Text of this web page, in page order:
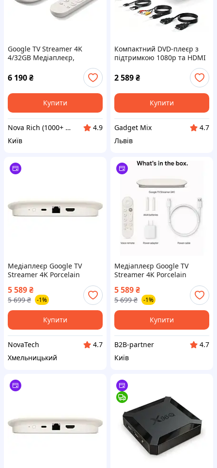
Google TV Streamer 4K
4/32GB Медіаплеєр,
6 190₴
Купити
Nova Rich (1000+ відгуків - Відправка в день замовлення 7 днів на тиждень - Гарантія на товари)
4.9
Київ
Компактний DVD-плеєр з
підтримкою 1080p та HDMI
2 589₴
Купити
Gadget Mix
4.7
Львів
Медіаплеєр Google TV
Streamer 4K Porcelain
5 589₴
5 699 ₴ -1%
Купити
NovaTech
4.7
Хмельницький
Медіаплеєр Google TV
Streamer 4K Porcelain
5 589₴
5 699 ₴ -1%
Купити
B2B-partner
4.7
Київ